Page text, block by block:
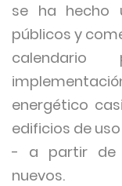
se ha hecho
públicos y
energético
edificios de
- a partir de
nuevos.